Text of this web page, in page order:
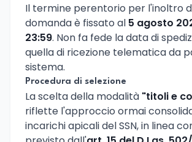
Il termine perentorio per l'inoltro
domanda è fissato al 5 agosto
23:59. Non fa fede la data di
quella di ricezione telematica da
sistema.
Procedura di selezione
La scelta della modalità "titoli e
riflette l'approccio ormai
incarichi apicali del SSN, in linea